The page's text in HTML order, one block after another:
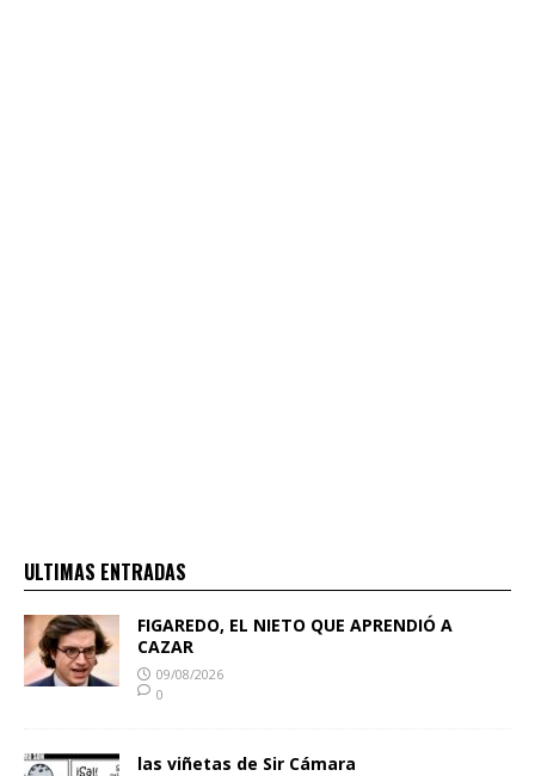
ULTIMAS ENTRADAS
FIGAREDO, EL NIETO QUE APRENDIÓ A
CAZAR
09/08/2026
0
las viñetas de Sir Cámara